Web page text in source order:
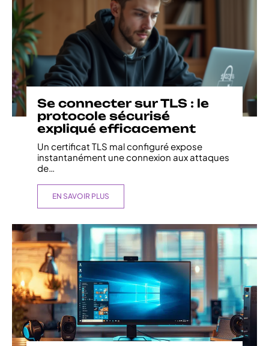
Se connecter sur TLS : le
protocole sécurisé
expliqué efficacement
Un certificat TLS mal configuré expose
instantanément une connexion aux attaques
de…
EN SAVOIR PLUS